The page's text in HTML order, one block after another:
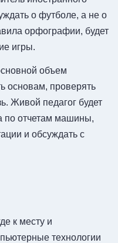
о футболе, а не о
орфографии, будет
игры.
объем
основам, проверять
Живой педагог будет
по отчетам машины,
и обсуждать с
к месту и
технологии